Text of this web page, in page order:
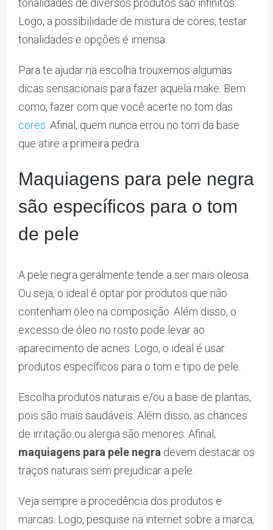
Logo, a possibilidade de mistura de cores, testar
tonalidades e opções é imensa.
Para te ajudar na escolha trouxemos algumas
dicas sensacionais para fazer aquela make. Bem
como, fazer com que você acerte no tom das
cores . Afinal, quem nunca errou no tom da base
que atire a primeira pedra.
Maquiagens para pele negra
são específicos para o tom
de pele
A pele negra geralmente tende a ser mais oleosa.
Ou seja, o ideal é optar por produtos que não
contenham óleo na composição. Além disso, o
excesso de óleo no rosto pode levar ao
aparecimento de acnes. Logo, o ideal é usar
produtos específicos para o tom e tipo de pele.
Escolha produtos naturais e/ou a base de plantas,
pois são mais saudáveis. Além disso, as chances
de irritação ou alergia são menores. Afinal,
maquiagens para pele negra devem destacar os
traços naturais sem prejudicar a pele.
Veja sempre a procedência dos produtos e
marcas. Logo, pesquise na internet sobre a marca,